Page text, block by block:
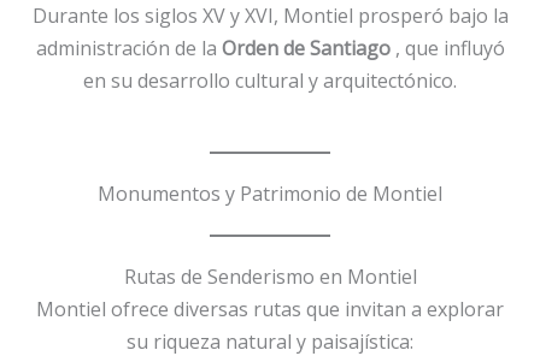
Durante los siglos XV y XVI, Montiel prosperó bajo la
administración de la Orden de Santiago, que influyó
en su desarrollo cultural y arquitectónico.
Monumentos y Patrimonio de Montiel
Rutas de Senderismo en Montiel
Montiel ofrece diversas rutas que invitan a explorar
su riqueza natural y paisajística: